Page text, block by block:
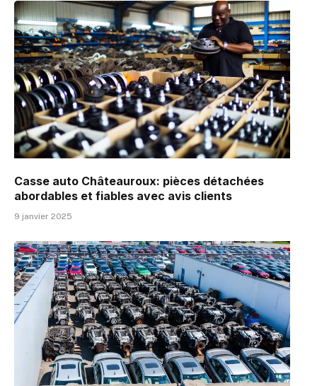
Casse auto Châteauroux: pièces détachées
abordables et fiables avec avis clients
9 janvier 2025